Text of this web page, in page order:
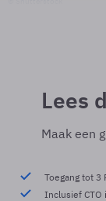
Lees
Maak een
Toegang tot 3
Inclusief CTO